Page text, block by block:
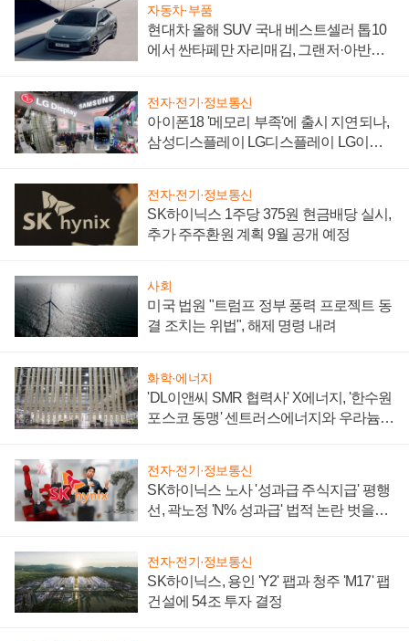
자동차·부품
현대차 올해 SUV 국내 베스트셀러 톱10
에서 싼타페만 자리매김, 그랜저·아반떼
전자·전기·정보통신
아이폰18 '메모리 부족'에 출시 지연되나,
삼성디스플레이 LG디스플레이 LG이노
전자·전기·정보통신
SK하이닉스 1주당 375원 현금배당 실시,
추가 주주환원 계획 9월 공개 예정
사회
미국 법원 "트럼프 정부 풍력 프로젝트 동
결 조치는 위법", 해제 명령 내려
화학·에너지
'DL이앤씨 SMR 협력사' X에너지, '한수원
포스코 동맹' 센트러스에너지와 우라늄
전자·전기·정보통신
SK하이닉스 노사 '성과급 주식지급' 평행
선, 곽노정 'N% 성과급' 법적 논란 벗을지
전자·전기·정보통신
SK하이닉스, 용인 'Y2' 팹과 청주 'M17' 팹
건설에 54조 투자 결정